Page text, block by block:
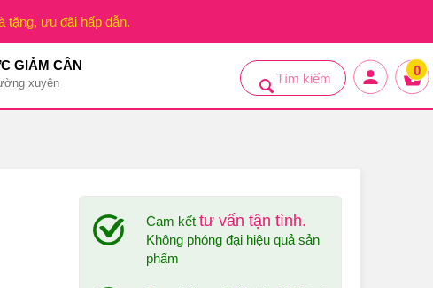
tặng, ưu đãi hấp dẫn.
GIẢM CÂN
xuyên
0
Cam kết tư vấn tận tình.
Không phóng đại hiệu quả sản
phẩm